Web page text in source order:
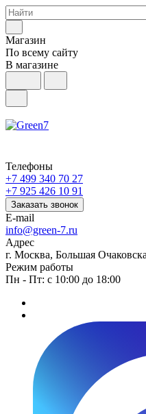
Магазин
По всему сайту
В магазине
Телефоны
+7 499 340 70 27
+7 925 426 10 91
Заказать звонок
E-mail
info@green-7.ru
Адрес
г. Москва, Большая
Режим работы
Пн - Пт: с 10:00 до 18:00